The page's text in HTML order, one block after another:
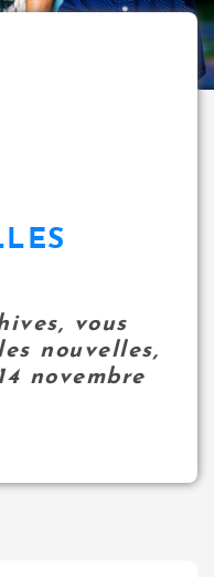
vous
nouvelles,
novembre